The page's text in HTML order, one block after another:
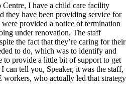
I have a child care facility
they have been providing service for
provided a notice of termination
under renovation. The staff
the fact that they’re caring for their
to do, which was to identify and
provide a little bit of support to get
can tell you, Speaker, it was the staff,
who actually led that strategy